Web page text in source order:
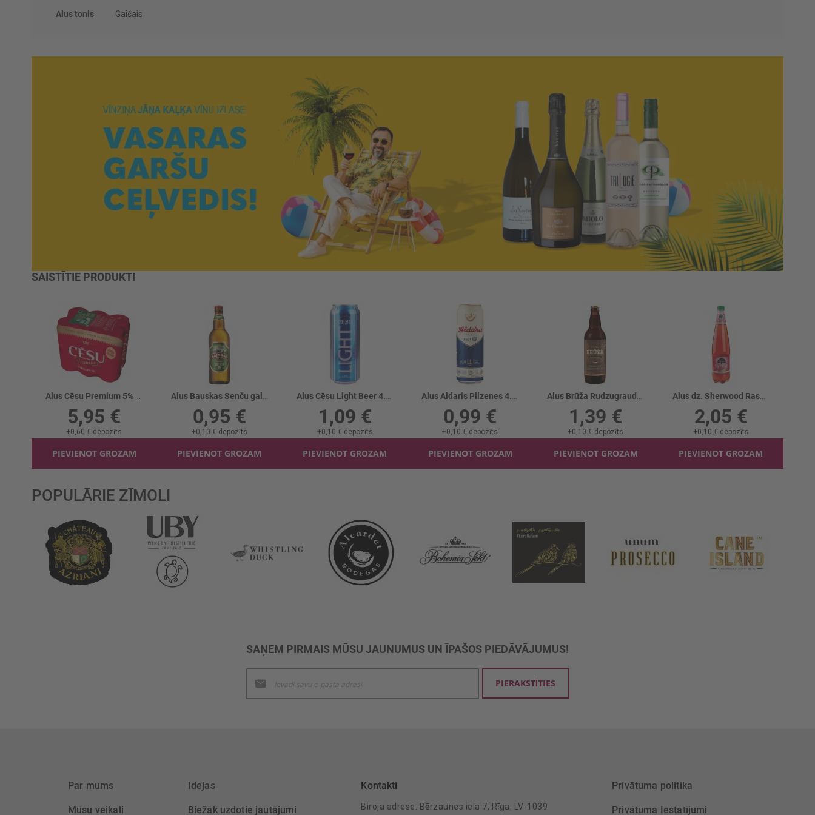
Alus tonis Gaišais
SAISTĪTIE PRODUKTI
Alus Cēsu Premium 5% skārd.
5,95 €
+0,60 € depozīts
PIEVIENOT GROZAM
Alus Bauskas Senču gaišais 4%
0,95 €
+0,10 € depozīts
PIEVIENOT GROZAM
Alus Cēsu Light Beer 4.2% skārd.
1,09 €
+0,10 € depozīts
PIEVIENOT GROZAM
Alus Aldaris Pilzenes 4.2% skārd.
0,99 €
+0,10 € depozīts
PIEVIENOT GROZAM
Alus Brūža Rudzugraudu 4.2%
1,39 €
+0,10 € depozīts
PIEVIENOT GROZAM
Alus dz. Sherwood Raspberry Lime 4.5% PET
2,05 €
+0,10 € depozīts
PIEVIENOT GROZAM
POPULĀRIE ZĪMOLI
SAŅEM PIRMAIS MŪSU JAUNUMUS UN ĪPAŠOS PIEDĀVĀJUMUS!
jaunumu
saņemšanai:
PIERAKSTĪTIES
Par mums
Mūsu veikali
Idejas
Biežāk uzdotie jautājumi
Kontakti
Biroja adrese: Bērzaunes iela 7, Rīga, LV-1039
Privātuma politika
Privātuma Iestatījumi